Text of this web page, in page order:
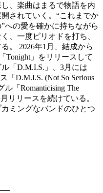
、楽曲はまるで物語を内
されていく。“これまでか
への愛を確かに持ちながら
、一度ピリオドを打ち、
。 2026年1月、結成から
Tonight」をリリースして
「D.M.I.S.」、3月には
「D.M.I.S. (Not So Serious
「Romanticising The
リリースを続けている。
ミングなバンドのひとつ